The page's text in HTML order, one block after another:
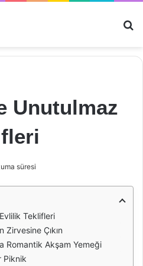
Unutulmaz
süresi
Teklifleri
Zirvesine Çıkın
Romantik Akşam Yemeği
Piknik